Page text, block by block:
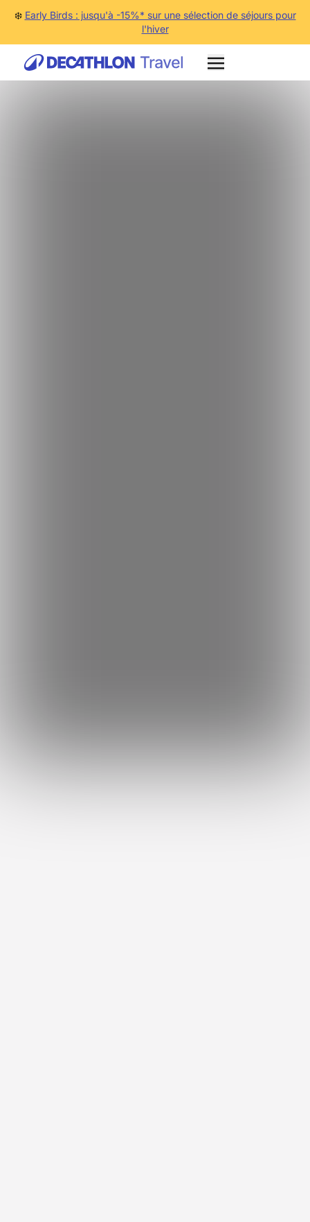
❄️ Early Birds : jusqu'à -15%* sur une sélection de séjours pour
l'hiver